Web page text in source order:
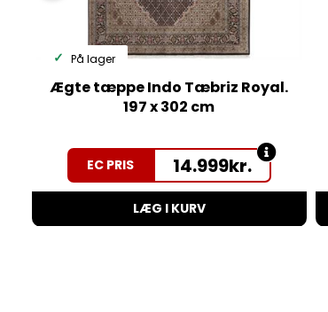
På lager
Ægte tæppe Indo Tæbriz Royal.
197 x 302 cm
EC PRIS 14.999kr.
LÆG I KURV